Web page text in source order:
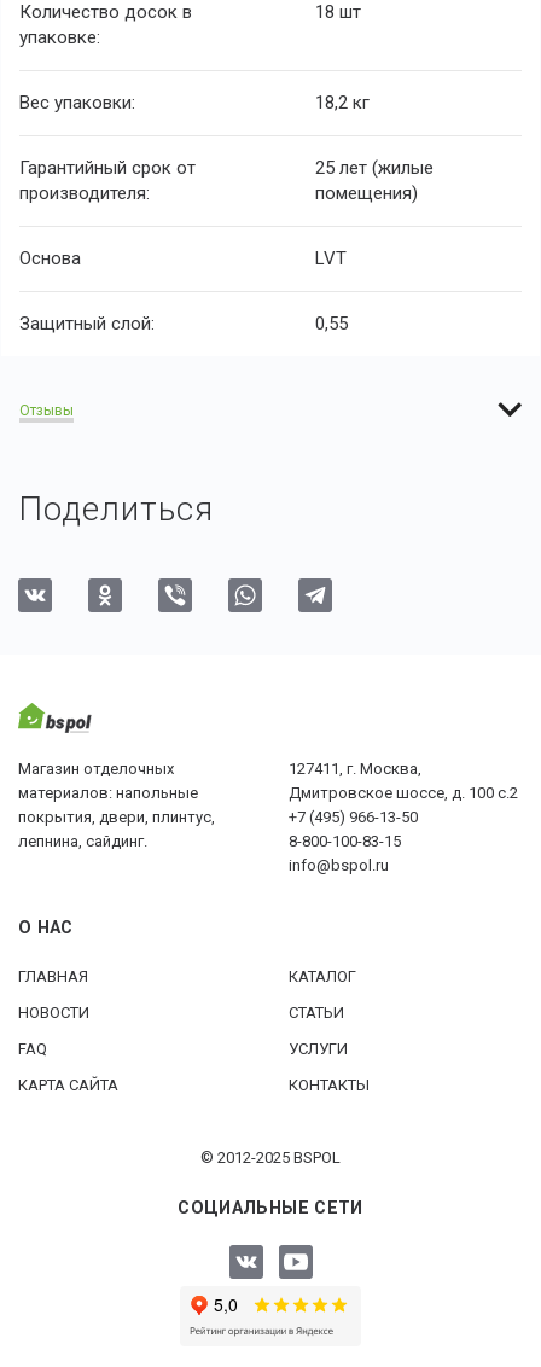
Количество досок в
упаковке:
18 шт
Вес упаковки: 18,2 кг
Гарантийный срок от
производителя:
25 лет (жилые
помещения)
Основа LVT
Защитный слой: 0,55
Отзывы
Поделиться
Магазин отделочных
материалов: напольные
покрытия, двери, плинтус,
лепнина, сайдинг.
127411, г. Москва,
Дмитровское шоссе, д. 100 с.2
+7 (495) 966-13-50
8-800-100-83-15
info@bspol.ru
О НАС
ГЛАВНАЯ
КАТАЛОГ
НОВОСТИ
СТАТЬИ
FAQ
УСЛУГИ
КАРТА САЙТА
КОНТАКТЫ
© 2012-2025 BSPOL
СОЦИАЛЬНЫЕ СЕТИ